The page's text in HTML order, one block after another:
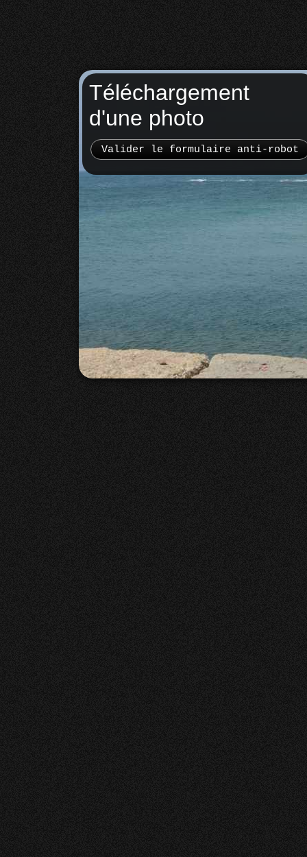
Téléchargement
d'une photo